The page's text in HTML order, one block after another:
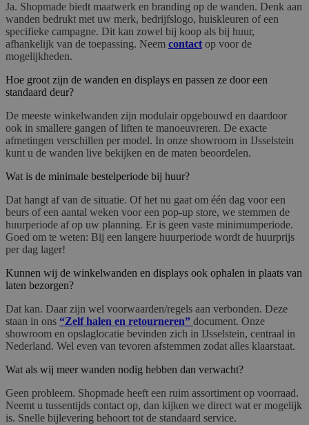
Ja. Shopmade biedt maatwerk en branding op de wanden. Denk aan
wanden bedrukt met uw merk, bedrijfslogo, huiskleuren of een
specifieke campagne. Dit kan zowel bij koop als bij huur,
afhankelijk van de toepassing. Neem contact op voor de
mogelijkheden.
Hoe groot zijn de wanden en displays en passen ze door een
standaard deur?
De meeste winkelwanden zijn modulair opgebouwd en daardoor
ook in smallere gangen of liften te manoeuvreren. De exacte
afmetingen verschillen per model. In onze showroom in IJsselstein
kunt u de wanden live bekijken en de maten beoordelen.
Wat is de minimale bestelperiode bij huur?
Dat hangt af van de situatie. Of het nu gaat om één dag voor een
beurs of een aantal weken voor een pop-up store, we stemmen de
huurperiode af op uw planning. Er is geen vaste minimumperiode.
Goed om te weten: Bij een langere huurperiode wordt de huurprijs
per dag lager!
Kunnen wij de winkelwanden en displays ook ophalen in plaats van
laten bezorgen?
Dat kan. Daar zijn wel voorwaarden/regels aan verbonden. Deze
staan in ons “Zelf halen en retourneren” document. Onze
showroom en opslaglocatie bevinden zich in IJsselstein, centraal in
Nederland. Wel even van tevoren afstemmen zodat alles klaarstaat.
Wat als wij meer wanden nodig hebben dan verwacht?
Geen probleem. Shopmade heeft een ruim assortiment op voorraad.
Neemt u tussentijds contact op, dan kijken we direct wat er mogelijk
is. Snelle bijlevering behoort tot de standaard service.